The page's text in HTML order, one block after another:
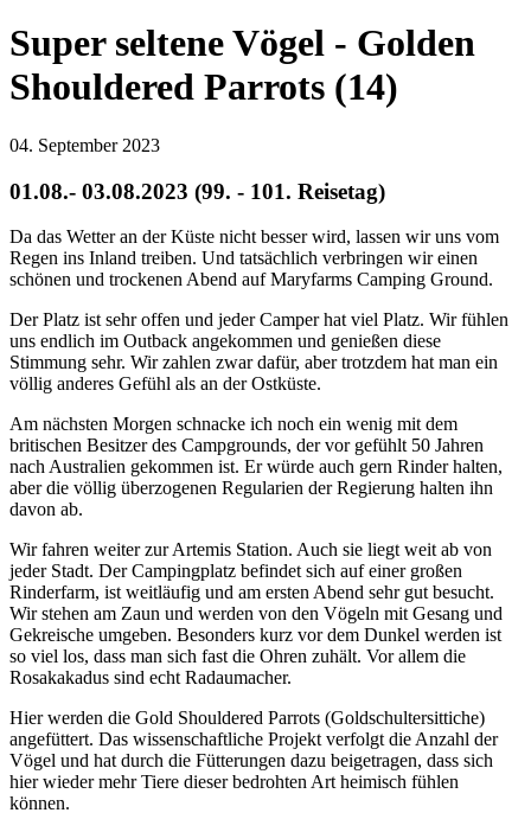
Super seltene Vögel - Golden
Shouldered Parrots (14)
04. September 2023
01.08.- 03.08.2023 (99. - 101. Reisetag)
Da das Wetter an der Küste nicht besser wird, lassen wir uns vom
Regen ins Inland treiben. Und tatsächlich verbringen wir einen
schönen und trockenen Abend auf Maryfarms Camping Ground.
Der Platz ist sehr offen und jeder Camper hat viel Platz. Wir fühlen
uns endlich im Outback angekommen und genießen diese
Stimmung sehr. Wir zahlen zwar dafür, aber trotzdem hat man ein
völlig anderes Gefühl als an der Ostküste.
Am nächsten Morgen schnacke ich noch ein wenig mit dem
britischen Besitzer des Campgrounds, der vor gefühlt 50 Jahren
nach Australien gekommen ist. Er würde auch gern Rinder halten,
aber die völlig überzogenen Regularien der Regierung halten ihn
davon ab.
Wir fahren weiter zur Artemis Station. Auch sie liegt weit ab von
jeder Stadt. Der Campingplatz befindet sich auf einer großen
Rinderfarm, ist weitläufig und am ersten Abend sehr gut besucht.
Wir stehen am Zaun und werden von den Vögeln mit Gesang und
Gekreische umgeben. Besonders kurz vor dem Dunkel werden ist
so viel los, dass man sich fast die Ohren zuhält. Vor allem die
Rosakakadus sind echt Radaumacher.
Hier werden die Gold Shouldered Parrots (Goldschultersittiche)
angefüttert. Das wissenschaftliche Projekt verfolgt die Anzahl der
Vögel und hat durch die Fütterungen dazu beigetragen, dass sich
hier wieder mehr Tiere dieser bedrohten Art heimisch fühlen
können.